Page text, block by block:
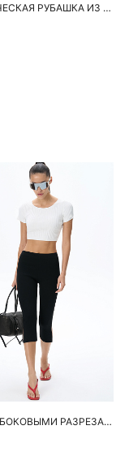
КЛАССИЧЕСКАЯ РУБАШКА ИЗ 100% ХЛОПКА
КАПРИ С БОКОВЫМИ РАЗРЕЗАМИ